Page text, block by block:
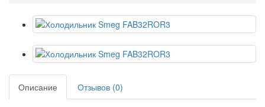
Описание Отзывов (0)